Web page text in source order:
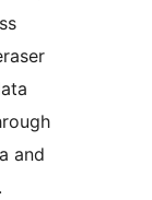
and